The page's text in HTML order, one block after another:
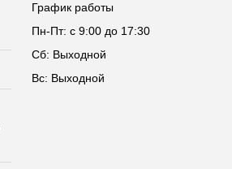
График работы
Пн-Пт: с 9:00 до 17:30
Сб: Выходной
Вс: Выходной